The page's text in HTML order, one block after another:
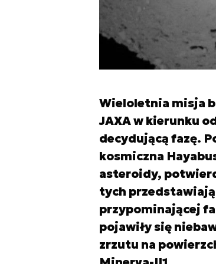
Wieloletnia misja
JAXA w kierunku
decydującą fazę.
kosmiczna
asteroidy,
tych
przypominającej
pojawiły się
zrzutu na